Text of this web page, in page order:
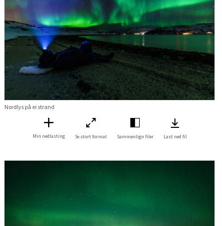
Nordlys på ei strand
Min nedlasting Se stort format Sammenlign filer Last ned fil